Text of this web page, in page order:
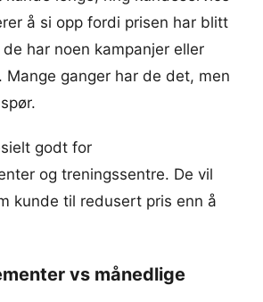
å si opp fordi prisen har blitt
har noen kampanjer eller
Mange ganger har de det, men
godt for
og treningssentre. De vil
kunde til redusert pris enn å
vs månedlige